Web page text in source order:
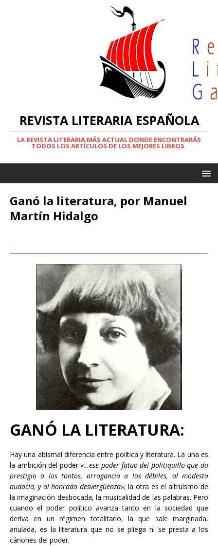
REVISTA LITERARIA ESPAÑOLA
LA REVISTA LITERARIA MÁS ACTUAL DONDE ENCONTRARÁS
TODOS LOS ARTÍCULOS DE LOS MEJORES LIBROS.
Ganó la literatura, por Manuel
Martín Hidalgo
GANÓ LA LITERATURA:
Hay una abismal diferencia entre política y literatura. La una es
la ambición del poder «…ese poder fatuo del politiquillo que da
prestigio a los tontos, arrogancia a los débiles, al modesto
audacia, y al honrado desvergüenza»; la otra es el altruismo de
la imaginación desbocada, la musicalidad de las palabras. Pero
cuando el poder político avanza tanto en la sociedad que
deriva en un régimen totalitario, la que sale marginada,
anulada, es la literatura que no se pliega ni se presta a los
cánones del poder.